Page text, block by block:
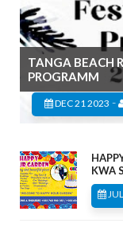
TANGA BEACH
PROGRAMM
DEC 21 2023 -
KWA